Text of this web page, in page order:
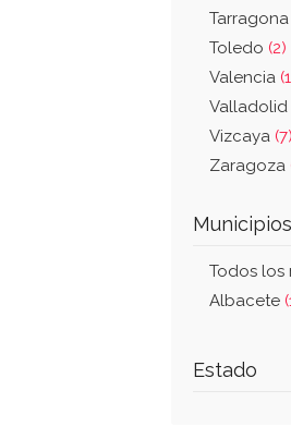
Tarragona
Toledo (2)
Valencia
Valladolid
Vizcaya (7)
Zaragoza
Municipios
Todos los
Albacete
Estado